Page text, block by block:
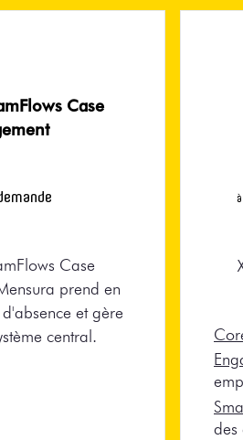
Case
Case
prend en
et gère
central.
des